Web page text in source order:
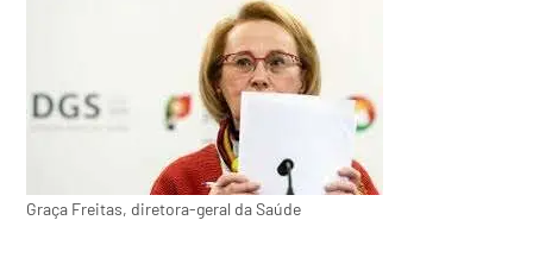
Graça Freitas, diretora-geral da Saúde